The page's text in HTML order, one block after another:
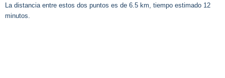
La distancia entre estos dos puntos es de 6.5 km, tiempo estimado 12
minutos.